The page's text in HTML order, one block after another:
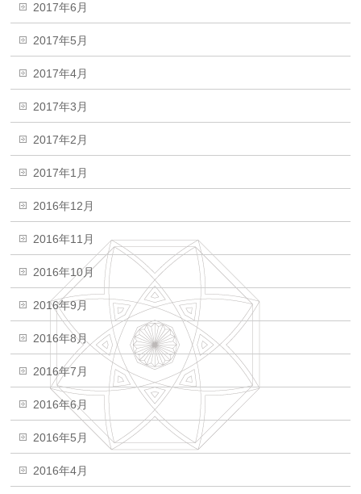
2017年6月
2017年5月
2017年4月
2017年3月
2017年2月
2017年1月
2016年12月
2016年11月
2016年10月
2016年9月
2016年8月
2016年7月
2016年6月
2016年5月
2016年4月